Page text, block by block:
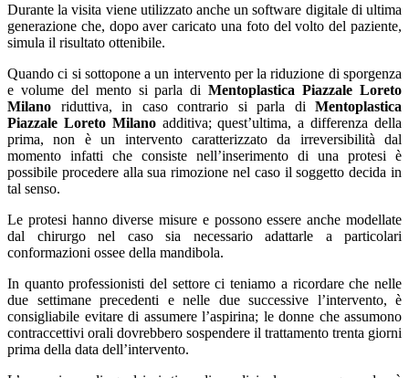
Durante la visita viene utilizzato anche un software digitale di ultima
generazione che, dopo aver caricato una foto del volto del paziente,
simula il risultato ottenibile.
Quando ci si sottopone a un intervento per la riduzione di sporgenza
e volume del mento si parla diMentoplastica Piazzale Loreto
Milano riduttiva, in caso contrario si parla di Mentoplastica
Piazzale Loreto Milanoadditiva; quest’ultima, a differenza della
prima, non è un intervento caratterizzato da irreversibilità dal
momento infatti che consiste nell’inserimento di una protesi è
possibile procedere alla sua rimozione nel caso il soggetto decida in
tal senso.
Le protesi hanno diverse misure e possono essere anche modellate
dal chirurgo nel caso sia necessario adattarle a particolari
conformazioni ossee della mandibola.
In quanto professionisti del settore ci teniamo a ricordare che nelle
due settimane precedenti e nelle due successive l’intervento, è
consigliabile evitare di assumere l’aspirina; le donne che assumono
contraccettivi orali dovrebbero sospendere il trattamento trenta giorni
prima della data dell’intervento.